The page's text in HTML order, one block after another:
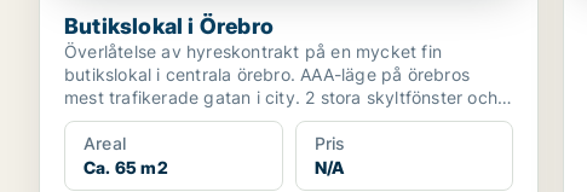
Butikslokal i Örebro
Överlåtelse av hyreskontrakt på en mycket fin
butikslokal i centrala örebro. AAA-läge på örebros
mest trafikerade gatan i city. 2 stora skyltfönster och
br...
Areal
Ca. 65 m2
Pris
N/A